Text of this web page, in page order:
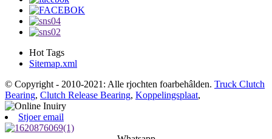
Hot Tags
Sitemap.xml
© Copyright - 2010-2021: Alle rjochten foarbehâlden. Truck Clutch
Bearing, Clutch Release Bearing, Koppelingsplaat,
Stjoer email